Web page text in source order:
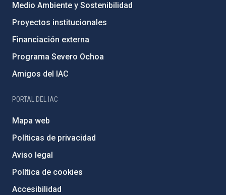
Medio Ambiente y Sostenibilidad
Proyectos institucionales
Financiación externa
Programa Severo Ochoa
Amigos del IAC
PORTAL DEL IAC
Mapa web
Políticas de privacidad
Aviso legal
Política de cookies
Accesibilidad